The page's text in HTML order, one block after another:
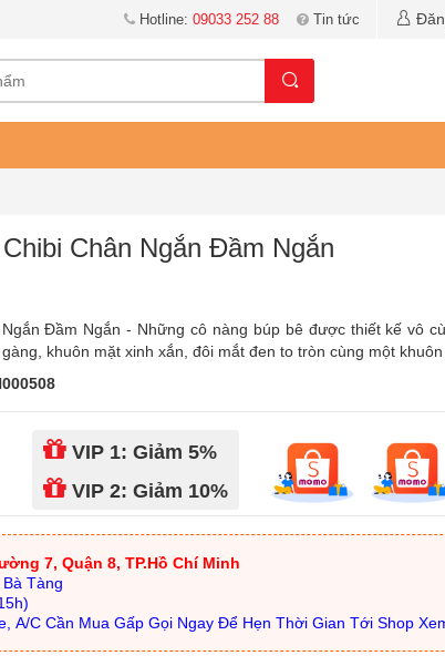
Hotline: 09033 252 88 Tin tức
Chân Ngắn Đầm Ngắn
Đầm Ngắn - Những cô nàng búp bê được thiết kế vô
khuôn mặt xinh xắn, đôi mắt đen to tròn cùng một khuôn
VIP 1: Giảm 5%
VIP 2: Giảm 10%
7, Quận 8, TP.Hồ Chí Minh
Tàng
A/C Cần Mua Gấp Gọi Ngay Để Hẹn Thời Gian Tới Shop